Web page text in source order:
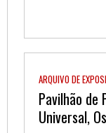
ARQUIVO DE
Pavilhão de
Universal,